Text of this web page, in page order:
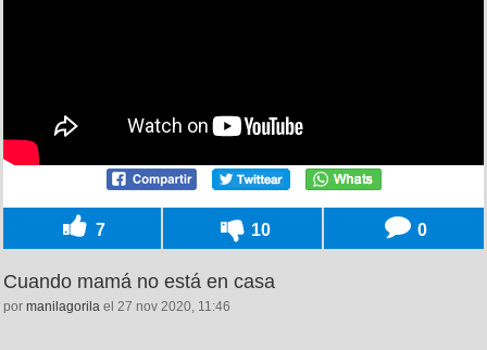
7 10 0
Cuando mamá no está en casa
por manilagorila el 27 nov 2020, 11:46